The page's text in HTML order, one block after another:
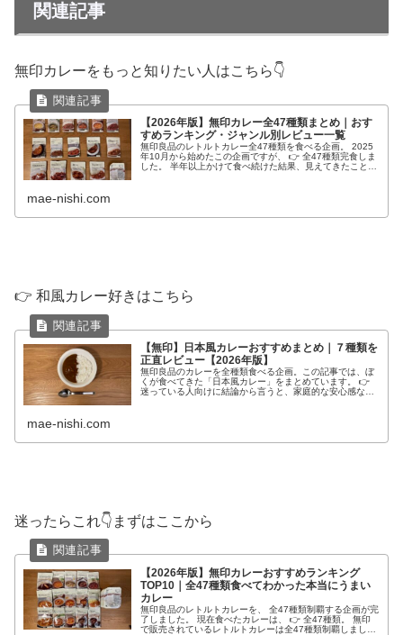
関連記事
無印カレーをもっと知りたい人はこちら👇
【2026年版】無印カレー全47種類まとめ｜おす
すめランキング・ジャンル別レビュー一覧
無印良品のレトルトカレー全47種類を食べる企画。 2025
年10月から始めたこの企画ですが、 👉 全47種類完食しま
した。 半年以上かけて食べ続けた結果、見えてきたことが
mae-nishi.com
👉 和風カレー好きはこちら
【無印】日本風カレーおすすめまとめ｜７種類を
正直レビュー【2026年版】
無印良品のカレーを全種類食べる企画。この記事では、ぼ
くが食べてきた「日本風カレー」をまとめています。 👉
迷っている人向けに結論から言うと、家庭的な安心感なら
mae-nishi.com
迷ったらこれ👇まずはここから
【2026年版】無印カレーおすすめランキング
TOP10｜全47種類食べてわかった本当にうまい
カレー
無印良品のレトルトカレーを、 全47種類制覇する企画が完
了しました。 現在食べたカレーは、 👉 全47種類。 無印
で販売されているレトルトカレーは全47種類制覇しまし